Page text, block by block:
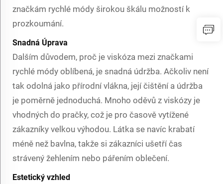
značkám rychlé módy širokou škálu možností k
prozkoumání.
Snadná Úprava
Dalším důvodem, proč je viskóza mezi značkami
rychlé módy oblíbená, je snadná údržba. Ačkoliv není
tak odolná jako přírodní vlákna, její čištění a údržba
je poměrně jednoduchá. Mnoho oděvů z viskózy je
vhodných do pračky, což je pro časově vytížené
zákazníky velkou výhodou. Látka se navíc krabatí
méně než bavlna, takže si zákazníci ušetří čas
strávený žehlením nebo pářením oblečení.
Estetický vzhled